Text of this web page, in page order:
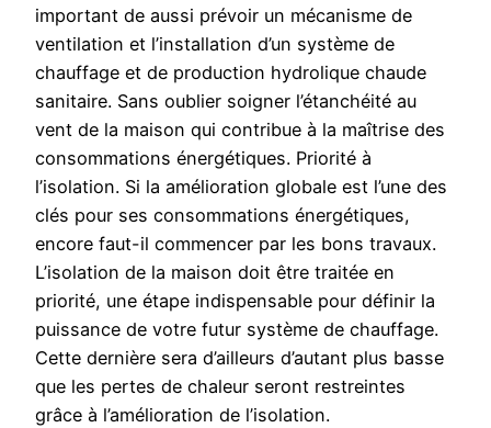
important de aussi prévoir un mécanisme de
ventilation et l’installation d’un système de
chauffage et de production hydrolique chaude
sanitaire. Sans oublier soigner l’étanchéité au
vent de la maison qui contribue à la maîtrise des
consommations énergétiques. Priorité à
l’isolation. Si la amélioration globale est l’une des
clés pour ses consommations énergétiques,
encore faut-il commencer par les bons travaux.
L’isolation de la maison doit être traitée en
priorité, une étape indispensable pour définir la
puissance de votre futur système de chauffage.
Cette dernière sera d’ailleurs d’autant plus basse
que les pertes de chaleur seront restreintes
grâce à l’amélioration de l’isolation.